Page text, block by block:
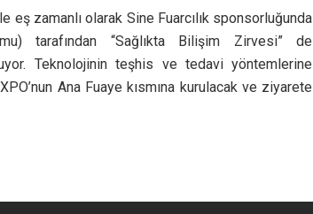
zamanlı olarak Sine Fuarcılık sponsorluğunda
tarafından “Sağlıkta Bilişim Zirvesi” de
Teknolojinin teşhis ve tedavi yöntemlerine
Ana Fuaye kısmına kurulacak ve ziyarete